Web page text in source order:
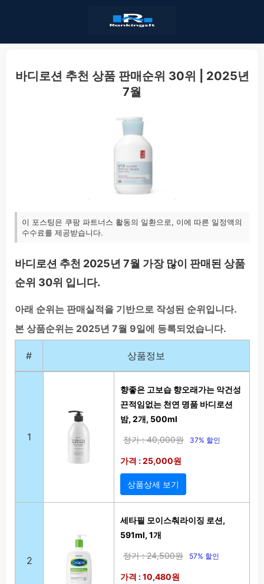
바디로션 추천 상품 판매순위 30위 | 2025년
7월
이 포스팅은 쿠팡 파트너스 활동의 일환으로, 이에 따른 일정액의
수수료를 제공받습니다.
바디로션 추천 2025년 7월 가장 많이 판매된 상품
순위 30위 입니다.
아래 순위는 판매실적을 기반으로 작성된 순위입니다.
본 상품순위는 2025년 7월 9일에 등록되었습니다.
# 상품정보
1
향좋은 고보습 향오래가는 악건성
끈적임없는 천연 명품 바디로션
밤, 2개, 500ml
정가 : 40,000원 37% 할인
가격 : 25,000원
상품상세 보기
2
세타필 모이스춰라이징 로션,
591ml, 1개
정가 : 24,500원 57% 할인
가격 : 10,480원